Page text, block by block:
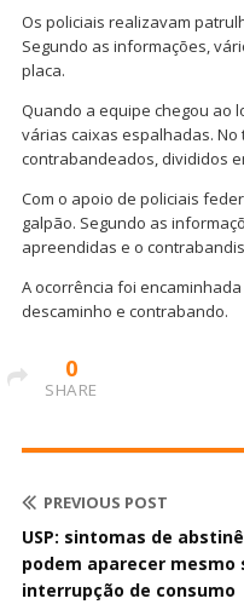
Os policiais realizavam
Segundo as informações,
placa.
Quando a equipe chegou ao
várias caixas espalhadas.
contrabandeados, divididos
Com o apoio de policiais
galpão. Segundo as
apreendidas e o
A ocorrência foi
descaminho e contrabando.
0
SHARE
PREVIOUS POST
USP: sintomas de
podem aparecer mesmo
interrupção de consumo